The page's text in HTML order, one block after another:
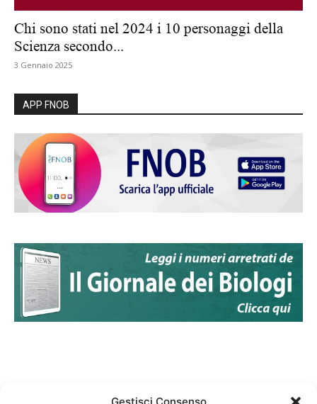
Chi sono stati nel 2024 i 10 personaggi della
Scienza secondo...
3 Gennaio 2025
APP FNOB